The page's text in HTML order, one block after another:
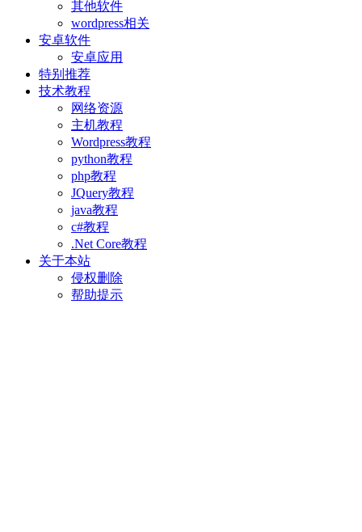
其他软件
wordpress相关
安卓软件
安卓应用
特别推荐
技术教程
网络资源
主机教程
Wordpress教程
python教程
php教程
JQuery教程
java教程
c#教程
.Net Core教程
关于本站
侵权删除
帮助提示